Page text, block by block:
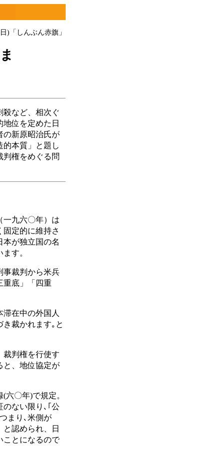
) 「しんぶん赤旗」
など、相次ぐ
位を定めた日
の新原昭治氏が
的本質」と題し
判権をめぐる問
九六〇年）は
固定的に維持さ
本が独立国の名
す。
裁判から米兵
重底」「四重
在中の外国人
裁かれます｡と
判権を行使す
と、地位協定が
〇年)で規定。
のない限り､｢公
まり､米側が
と認められ、日
ことになるので